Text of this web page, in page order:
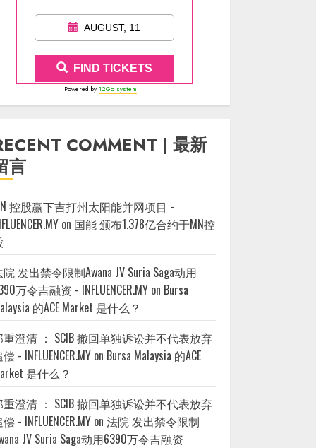
AUGUST, 11
FIND TICKETS
Powered by 12Go system
COMMENT | 最新
言
控股赢下吉打州太阳能并网项目 -
on 国能 颁布1.378亿合约于MN控
发出禁令限制Awana JV Suria Saga动用
万令吉融资 - INFLUENCER.MY on Bursa
的ACE Market 是什么？
重澄清 ： SCIB 撤回单独诉讼并不代表放弃
- INFLUENCER.MY on Bursa Malaysia 的ACE
是什么？
重澄清 ： SCIB 撤回单独诉讼并不代表放弃
- INFLUENCER.MY on法院 发出禁令限制
JV Suria Saga动用6390万令吉融资